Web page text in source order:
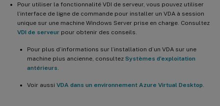
Pour utiliser la fonctionnalité VDI de serveur, vous pouvez utiliser
l’interface de ligne de commande pour installer un VDA à session
unique sur une machine Windows Server prise en charge. Consultez
VDI de serveur pour obtenir des conseils.
Pour plus d’informations sur l’installation d’un VDA sur une
machine plus ancienne, consultez Systèmes d’exploitation
antérieurs
Voir aussi VDA dans un environnement Azure Virtual Desktop